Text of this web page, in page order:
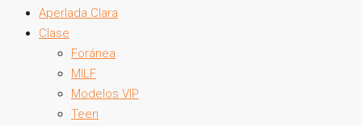
Aperlada Clara
Clase
Foránea
MILF
Modelos VIP
Teen